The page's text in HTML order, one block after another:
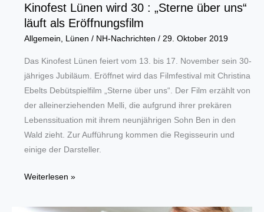
Kinofest Lünen wird 30 : „Sterne über uns“
läuft als Eröffnungsfilm
Allgemein Lünen / NH-Nachrichten / 29. Oktober 2019
Das Kinofest Lünen feiert vom 13. bis 17. November sein 30-
jähriges Jubiläum. Eröffnet wird das Filmfestival mit Christina
Ebelts Debütspielfilm „Sterne über uns“. Der Film erzählt von
der alleinerziehenden Melli, die aufgrund ihrer prekären
Lebenssituation mit ihrem neunjährigen Sohn Ben in den
Wald zieht. Zur Aufführung kommen die Regisseurin und
einige der Darsteller.
Kinofest
wird
Weiterlesen »